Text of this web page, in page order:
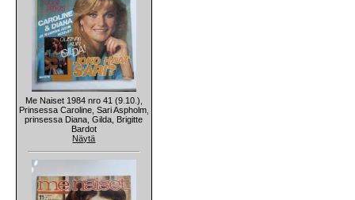
Me Naiset 1984 nro 41 (9.10.),
Prinsessa Caroline, Sari Aspholm,
prinsessa Diana, Gilda, Brigitte
Bardot
Näytä